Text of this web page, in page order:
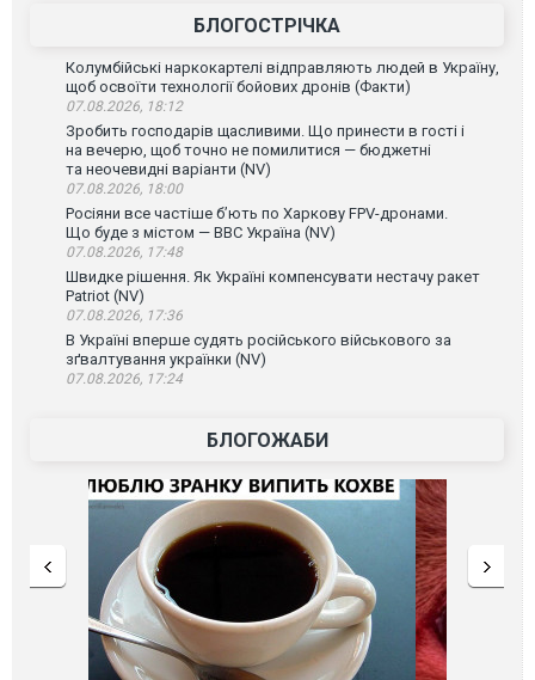
БЛОГОСТРІЧКА
Колумбійські наркокартелі відправляють людей в Україну,
щоб освоїти технології бойових дронів (Факти)
07.08.2026, 18:12
Зробить господарів щасливими. Що принести в гості і
на вечерю, щоб точно не помилитися — бюджетні
та неочевидні варіанти (NV)
07.08.2026, 18:00
Росіяни все частіше бʼють по Харкову FPV-дронами.
Що буде з містом — ВВС Україна (NV)
07.08.2026, 17:48
Швидке рішення. Як Україні компенсувати нестачу ракет
Patriot (NV)
07.08.2026, 17:36
В Україні вперше судять російського військового за
зґвалтування українки (NV)
07.08.2026, 17:24
БЛОГОЖАБИ